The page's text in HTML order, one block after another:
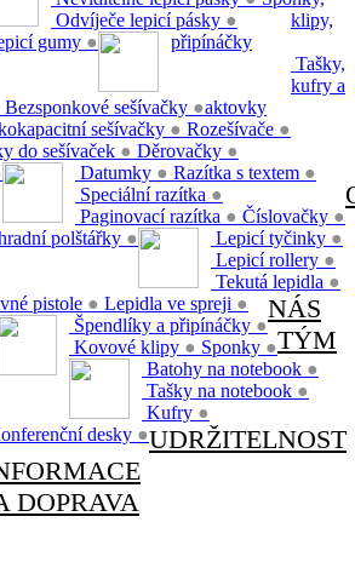
Odvíječe lepicí pásky ●
gumy ●
Bezsponkové sešívačky ●
sešívačky ● Rozešívače ●
do sešívaček ● Děrovačky ●
Datumky ● Razítka s textem ●
Speciální razítka ●
Paginovací razítka ● Číslovačky ●
polštářky ● Lepicí tyčinky ●
Lepicí rollery ●
Tekutá lepidla ●
pistole ● Lepidla ve spreji ●
klipy,
připínáčky
Špendlíky a připínáčky ●
Kovové klipy ● Sponky ●
Tašky,
kufry a
aktovky
Batohy na notebook ●
Tašky na notebook ●
Kufry ●
desky ●
NÁS
TÝM
UDRŽITELNOST
DOPRAVA